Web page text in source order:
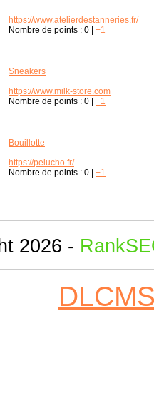
https://www.atelierdestanneries.fr/
Nombre de points : 0 +1
Sneakers
https://www.milk-store.com
Nombre de points : 0 +1
Bouillotte
https://pelucho.fr/
Nombre de points : 0 +1
2026 -